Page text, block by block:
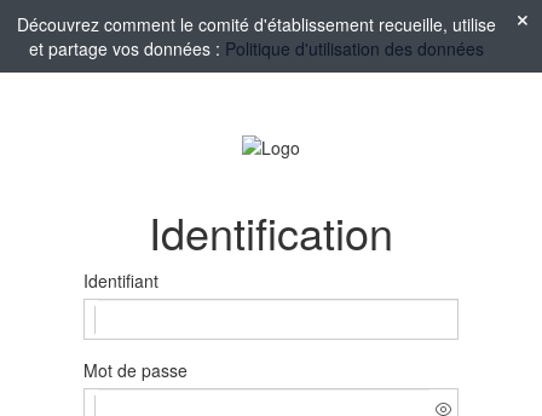
Découvrez comment le comité d'établissement recueille, utilise
et partage vos données : Politique d'utilisation des données
Identification
Identifiant
Mot de passe